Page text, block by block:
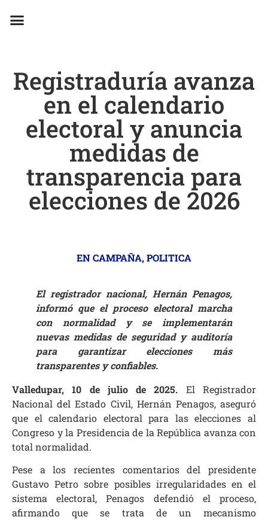
Registraduría avanza
en el calendario
electoral y anuncia
medidas de
transparencia para
elecciones de 2026
EN CAMPAÑA,POLITICA
El registrador nacional, Hernán Penagos,
informó que el proceso electoral marcha
con normalidad y se implementarán
nuevas medidas de seguridad y auditoría
para garantizar elecciones más
transparentes y confiables.
Valledupar, 10 de julio de 2025. El Registrador
Nacional del Estado Civil, Hernán Penagos, aseguró
que el calendario electoral para las elecciones al
Congreso y la Presidencia de la República avanza con
total normalidad.
Pese a los recientes comentarios del presidente
Gustavo Petro sobre posibles irregularidades en el
sistema electoral, Penagos defendió el proceso,
afirmando que se trata de un mecanismo